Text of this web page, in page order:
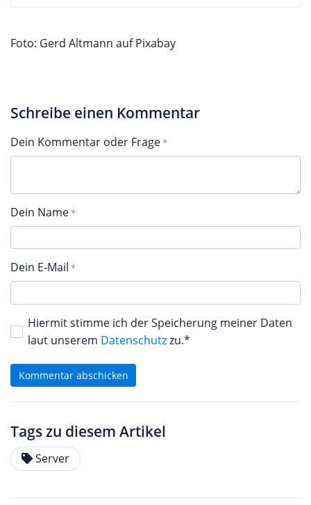
Foto: Gerd Altmann auf Pixabay
Schreibe einen Kommentar
Dein Kommentar oder Frage
Dein Name
Dein E-Mail
Hiermit stimme ich der Speicherung meiner Daten
laut unserem Datenschutzzu.*
Kommentar abschicken
Tags zu diesem Artikel
Server